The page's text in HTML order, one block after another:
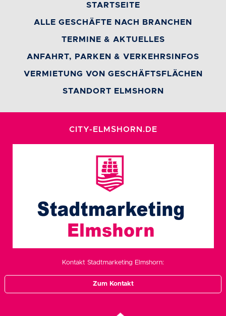
STARTSEITE
ALLE GESCHÄFTE NACH BRANCHEN
TERMINE & AKTUELLES
ANFAHRT, PARKEN & VERKEHRSINFOS
VERMIETUNG VON GESCHÄFTSFLÄCHEN
STANDORT ELMSHORN
CITY-ELMSHORN.DE
Kontakt Stadtmarketing Elmshorn:
Zum Kontakt